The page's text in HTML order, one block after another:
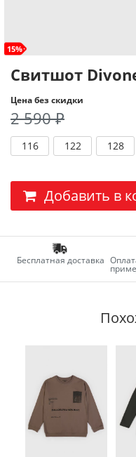
15%
Свитшот
Цена без скидки
2 590 ₽
116 122 128
Добавить в
Бесплатная доставка